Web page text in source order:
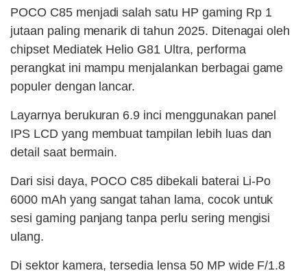
POCO C85 menjadi salah satu HP gaming Rp 1
jutaan paling menarik di tahun 2025. Ditenagai oleh
chipset Mediatek Helio G81 Ultra, performa
perangkat ini mampu menjalankan berbagai game
populer dengan lancar.
Layarnya berukuran 6.9 inci menggunakan panel
IPS LCD yang membuat tampilan lebih luas dan
detail saat bermain.
Dari sisi daya, POCO C85 dibekali baterai Li-Po
6000 mAh yang sangat tahan lama, cocok untuk
sesi gaming panjang tanpa perlu sering mengisi
ulang.
Di sektor kamera, tersedia lensa 50 MP wide F/1.8